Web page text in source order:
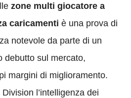
zone multi giocatore a
caricamenti è una prova di
notevole da parte di un
debutto sul mercato,
margini di miglioramento.
l’intelligenza dei